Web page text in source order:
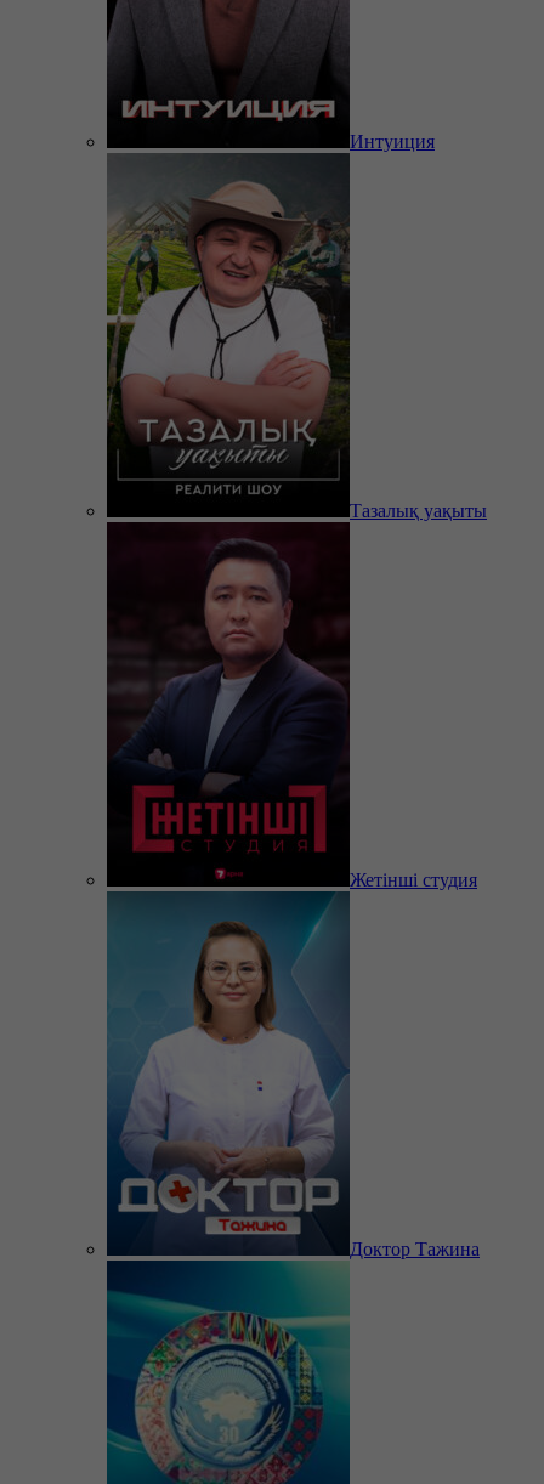
Интуиция
Тазалық уақыты
Жетінші студия
Доктор Тажина